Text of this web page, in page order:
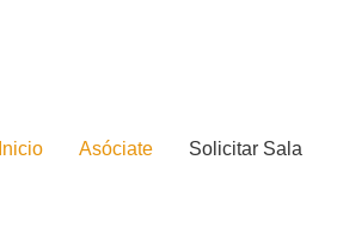
Inicio Asóciate Solicitar Sala